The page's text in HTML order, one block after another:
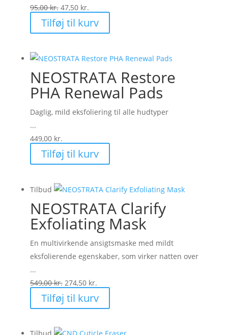
95,00kr. Den
oprindelige
pris
95,00 kr..
47,50 kr.Den
aktuelle
pris
47,50 kr..
Tilføj til kurv
NEOSTRATA Restore
PHA Renewal Pads
Daglig, mild eksfoliering til alle hudtyper
...
449,00 kr.
Tilføj til kurv
Tilbud
NEOSTRATA Clarify
Exfoliating Mask
En multivirkende ansigtsmaske med mildt
eksfolierende egenskaber, som virker natten over
...
549,00kr. Den
oprindelige
pris
274,50 kr.
aktuelle
pris
Tilføj til kurv